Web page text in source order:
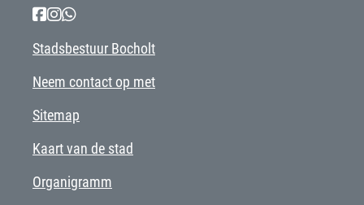
Stadsbestuur Bocholt
Neem contact op met
Sitemap
Kaart van de stad
Organigramm